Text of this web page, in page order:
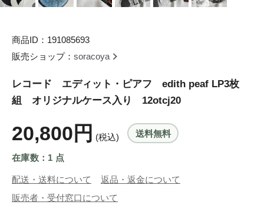
商品ID：191085693
販売ショップ： soracoya
レコード エディット・ピアフ edith peaf LP3枚
組 オリジナルケース入り 12otcj20
20,800円 (税込) 送料無料
在庫数：1 点
配送・送料について
返品・返金について
販売者・受付窓口について